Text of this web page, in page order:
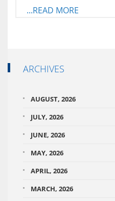
...READ MORE
ARCHIVES
AUGUST, 2026
JULY, 2026
JUNE, 2026
MAY, 2026
APRIL, 2026
MARCH, 2026